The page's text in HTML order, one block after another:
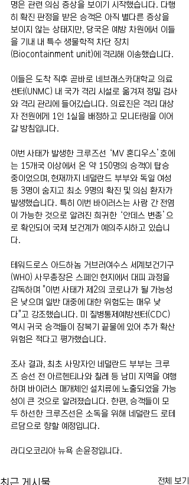
명은 관련 의심 증상을 보이기 시작했습니다. 다행
히 확진 판정을 받은 승객은 아직 별다른 증상을
보이지 않는 상태지만, 당국은 예방 차원에서 이들
을 기내 내 특수 생물학적 차단 장치
(Biocontainment unit)에 격리해 이송했습니다.
이들은 도착 직후 곧바로 네브래스카대학교 의료
센터(UNMC) 내 국가 격리 시설로 옮겨져 정밀 검사
와 격리 관리에 들어갔습니다. 의료진은 격리 대상
자 전원에게 1인 1실을 배정하고 모니터링을 이어
갈 방침입니다.
이번 사태가 발생한 크루즈선 ‘MV 혼디우스’호에
는 15개국 이상에서 온 약 150명의 승객이 탑승
중이었으며, 현재까지 네덜란드 부부와 독일 여성
등 3명이 숨지고 최소 9명의 확진 및 의심 환자가
발생했습니다. 특히 이번 바이러스는 사람 간 전염
이 가능한 것으로 알려진 희귀한 ‘안데스 변종’으
로 확인되어 국제 보건계가 예의주시하고 있습니
다.
테워드로스 아드하놈 거브러여수스 세계보건기구
(WHO) 사무총장은 스페인 현지에서 대피 과정을
감독하며 "이번 사태가 제2의 코로나가 될 가능성
은 낮으며 일반 대중에 대한 위험도는 매우 낮
다"고 강조했습니다. 미 질병통제예방센터(CDC)
역시 귀국 승객들이 잠복기 끝물에 있어 추가 확산
위험은 적다고 평가했습니다.
조사 결과, 최초 사망자인 네덜란드 부부는 크루
즈 승선 전 아르헨티나와 칠레 등 남미 지역을 여행
하며 바이러스 매개체인 설치류에 노출되었을 가능
성이 큰 것으로 알려졌습니다. 한편, 승객들이 모
두 하선한 크루즈선은 소독을 위해 네덜란드 로테
르담으로 향할 예정입니다.
라디오코리아 뉴욕 손윤정입니다.
최근 게시물 전체 보기